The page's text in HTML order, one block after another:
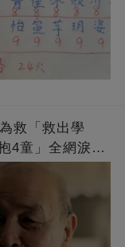
救「救出學
4童」全網淚